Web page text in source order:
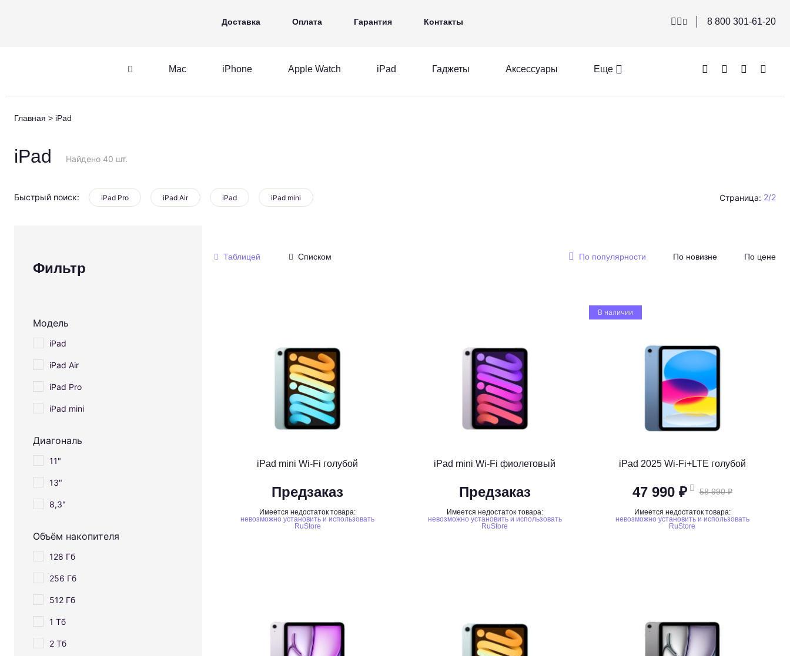
Apple Watch Гаджеты Аксессуары Ещё
Доставка Оплата Гарантия Контакты 8 800 301-61-20
Mac iPhone Apple Watch iPad Гаджеты Аксессуары Еще
Главная iPad
iPad Найдено 40 шт.
Быстрый поиск: iPad Pro iPad Air iPad iPad mini Страница: 2/2
Фильтр
Модель
iPad
iPad Air
iPad Pro
iPad mini
Диагональ
11"
13"
8,3"
Объём накопителя
128 Гб
256 Гб
512 Гб
1 Тб
2 Тб
Таблицей Списком По популярности По новизне По цене
iPad mini Wi-Fi голубой
Предзаказ
Имеется недостаток товара:
невозможно установить и использовать
RuStore
iPad mini Wi-Fi фиолетовый
Предзаказ
Имеется недостаток товара:
невозможно установить и использовать
RuStore
В наличии
iPad 2025 Wi-Fi+LTE голубой
47 990 ₽ 58 990 ₽
Имеется недостаток товара:
невозможно установить и использовать
RuStore